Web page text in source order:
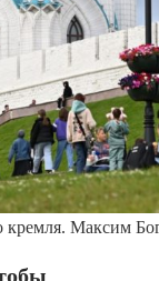
кремля. Максим